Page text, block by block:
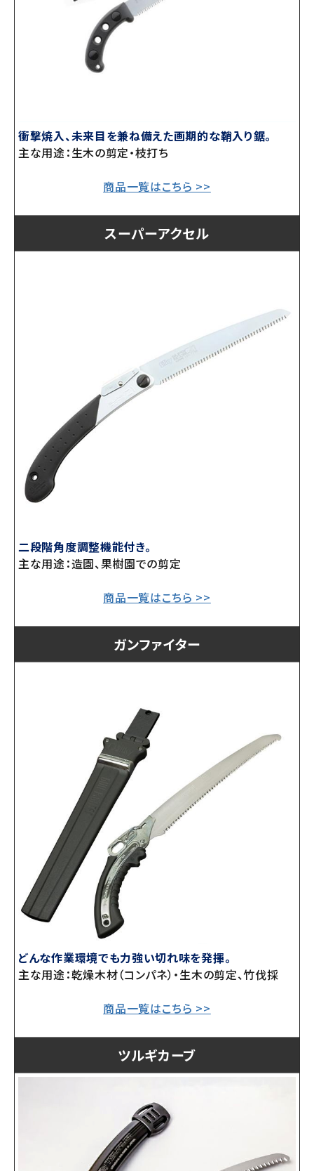
衝撃焼入、未来目を兼ね備えた画期的な鞘入り鋸。
主な用途：生木の剪定・枝打ち
商品一覧はこちら >>
スーパーアクセル
二段階角度調整機能付き。
主な用途：造園、果樹園での剪定
商品一覧はこちら >>
ガンファイター
どんな作業環境でも力強い切れ味を発揮。
主な用途：乾燥木材（コンパネ）・生木の剪定、竹伐採
商品一覧はこちら >>
ツルギカーブ